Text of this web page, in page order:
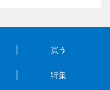
買う
特集